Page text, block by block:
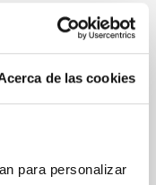
de las cookies
para personalizar
asunto baladí.
la
que notable y
Se
por el